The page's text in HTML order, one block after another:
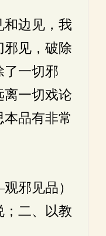
和边见，我
邪见，破除
了一切邪
离一切戏论
品有非常
邪见品）
；二、以教